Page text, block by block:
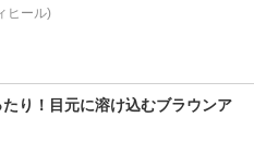
ヒール)
り！目元に溶け込むブラウンア